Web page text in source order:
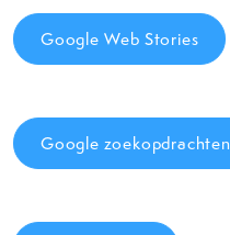
Google Web Stories
Google zoekopdrachten